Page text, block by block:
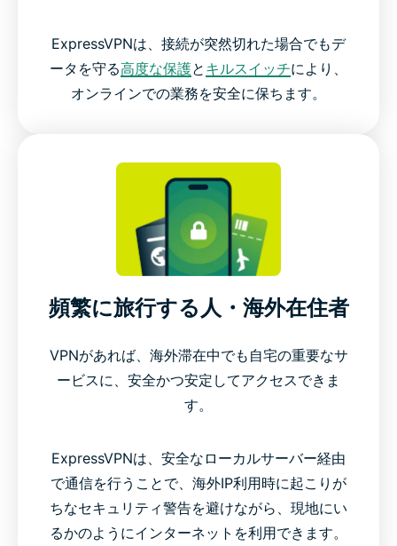
ExpressVPNは、接続が突然切れた場合でもデ
ータを守る高度な保護と キルスイッチにより、
オンラインでの業務を安全に保ちます。
頻繁に旅行する人・海外在住者
VPNがあれば、海外滞在中でも自宅の重要なサ
ービスに、安全かつ安定してアクセスできま
す。
ExpressVPNは、安全なローカルサーバー経由
で通信を行うことで、海外IP利用時に起こりが
ちなセキュリティ警告を避けながら、現地にい
るかのようにインターネットを利用できます。